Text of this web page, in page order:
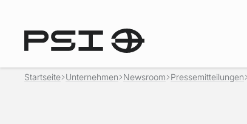
Startseite Unternehmen Newsroom Pressemitteilungen